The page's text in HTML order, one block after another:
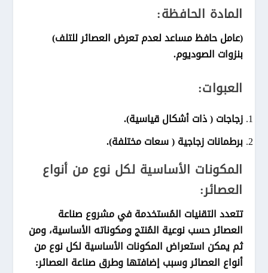
المادة الحافظة:
(عامل حافظ مساعد لعدم تعرض العصائر للتلف)
بنزوات الصوديوم.
العبوات:
زجاجات ( ذات أشكال قياسية).
برطمانات زجاجية ( سعات مختلفة).
المكونات الأساسية لكل نوع من أنواع
العصائر:
تتعدد التقنيات المُستخدمة في مشروع صناعة
العصائر حسب نوعية المُنتج ومكوناته الأساسية، ومن
ثم يمكن استعراض المكونات الأساسية لكل نوع من
أنواع العصائر وسبب إضافتها وطرق صناعة العصائر: